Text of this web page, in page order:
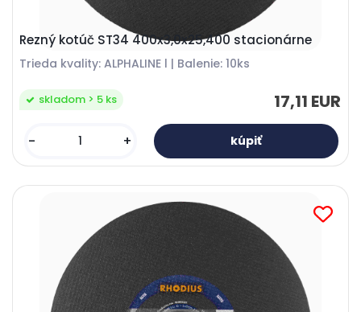
Rezný kotúč ST34 400x3,0x25,400 stacionárne
Trieda kvality: ALPHALINE l | Balenie: 10ks
17,11 EUR
skladom > 5 ks
- +